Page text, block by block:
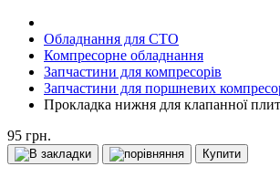
Обладнання для СТО
Компресорне обладнання
Запчастини для компресорів
Запчастини для поршневих
Прокладка нижня для клапанної
95 грн.
Купити